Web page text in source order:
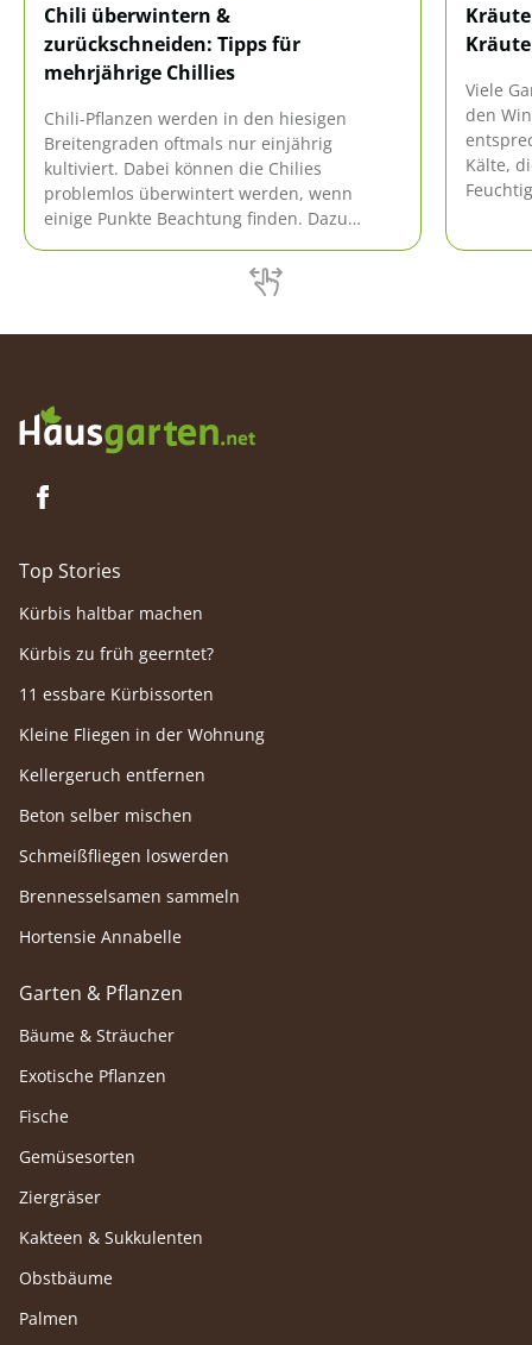
Chili überwintern &
zurückschneiden: Tipps für
mehrjährige Chillies
Chili-Pflanzen werden in den hiesigen
Breitengraden oftmals nur einjährig
kultiviert. Dabei können die Chilies
problemlos überwintert werden, wenn
einige Punkte Beachtung finden. Dazu
Vorbereitung und das optimale
Zurückschneiden, um einen verzweigten
Viele
den
Kälte,
Top Stories
Kürbis haltbar machen
Kürbis zu früh geerntet?
11 essbare Kürbissorten
Kleine Fliegen in der Wohnung
Kellergeruch entfernen
Beton selber mischen
Schmeißfliegen loswerden
Brennesselsamen sammeln
Hortensie Annabelle
Garten & Pflanzen
Bäume & Sträucher
Exotische Pflanzen
Fische
Gemüsesorten
Ziergräser
Kakteen & Sukkulenten
Obstbäume
Palmen